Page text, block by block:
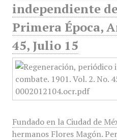
independiente
Primera Época,
45, Julio 15
Fundado en la Ciudad de
hermanos Flores Magón.